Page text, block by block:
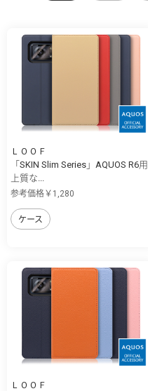
ＬＯＯＦ
「SKIN Slim Series」AQUOS R6用
上質な...
参考価格￥1,280
ケース
ＬＯＯＦ